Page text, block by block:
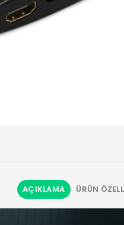
AÇIKLAMA ÜRÜN